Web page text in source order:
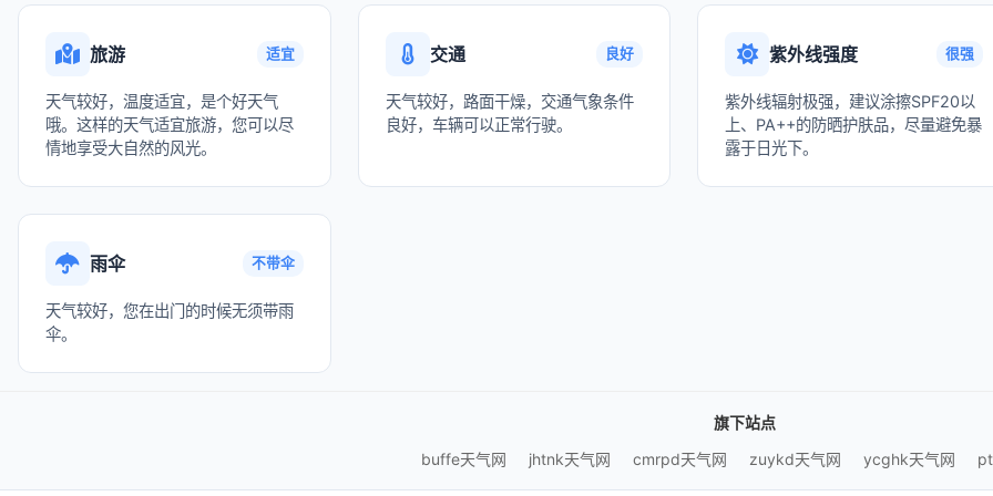
旅游 适宜
天气较好，温度适宜，是个好天气
哦。这样的天气适宜旅游，您可以尽
情地享受大自然的风光。
交通 良好
天气较好，路面干燥，交通气象条件
良好，车辆可以正常行驶。
紫外线强度 很强
紫外线辐射极强，建议涂擦SPF20以
上、PA++的防晒护肤品，尽量避免暴
露于日光下。
雨伞 不带伞
天气较好，您在出门的时候无须带雨
伞。
旗下站点
buffe天气网
jhtnk天气网 cmrpd天气网 zuykd天气网 ycghk天气网